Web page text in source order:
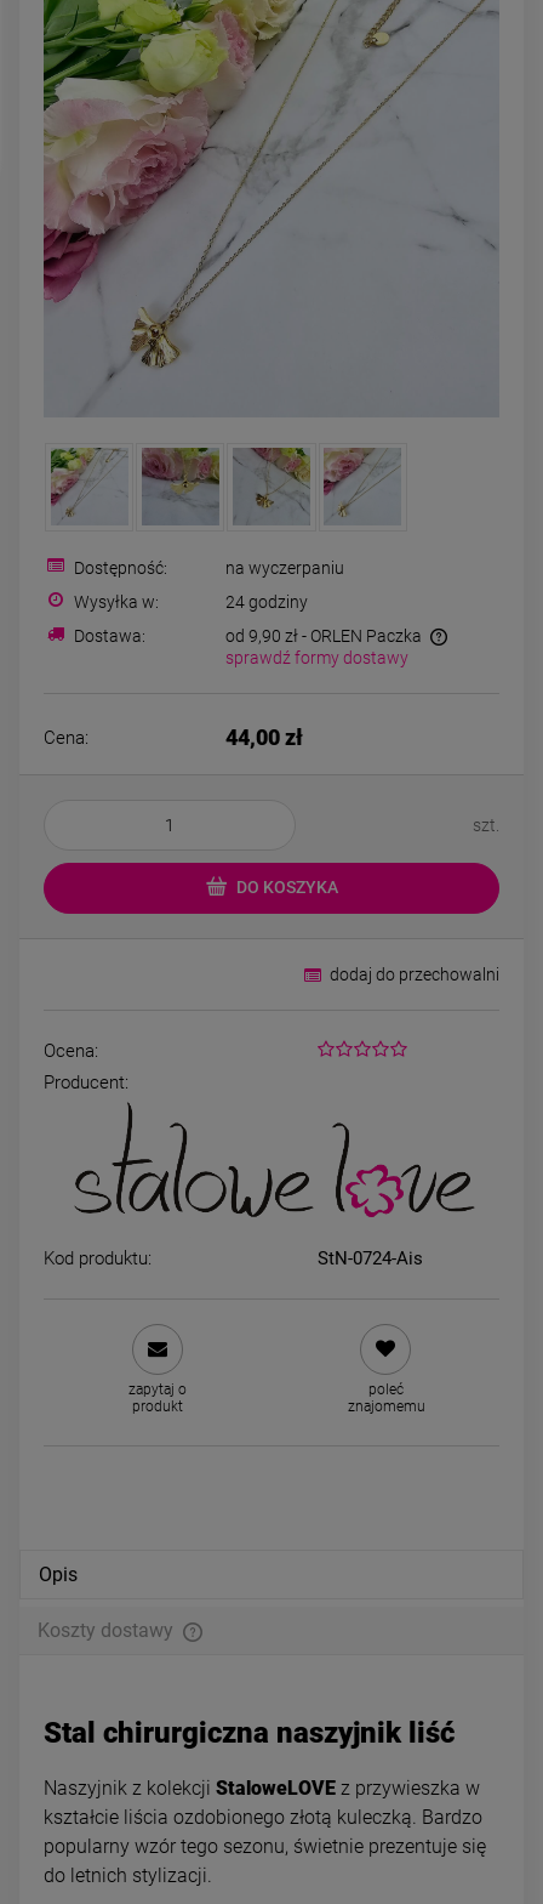
DO KOSZYKA DO KOSZYKA
CHIRURGICZNA motylek
czarny
39,00 zł
STAL CHIRURGICZNA
39,00 zł
DO KOSZYKA
Naszyjnik STAL
żmijka kółko czarny środek
44,00 zł
DO KOSZYKA
Dostępność:
na wyczerpaniu
Wysyłka w:
24 godziny
Dostawa:
od 9,90 zł - ORLEN Paczka
sprawdź formy dostawy
Cena: 44,00 zł
szt.
DO KOSZYKA
dodaj do przechowalni
Ocena:
Producent:
Kod produktu: StN-0724-Ais
zapytaj o
produkt
poleć
znajomemu
Opis
Koszty dostawy
Stal chirurgiczna naszyjnik liść
Naszyjnik z kolekcji StaloweLOVE z przywieszka w
kształcie liścia ozdobionego złotą kuleczką. Bardzo
popularny wzór tego sezonu, świetnie prezentuje się
do letnich stylizacji.